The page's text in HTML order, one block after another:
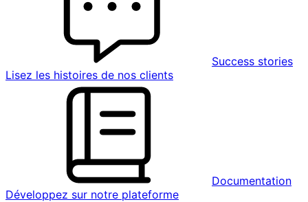
Success stories
Lisez les histoires de nos clients
Documentation
Développez sur notre plateforme